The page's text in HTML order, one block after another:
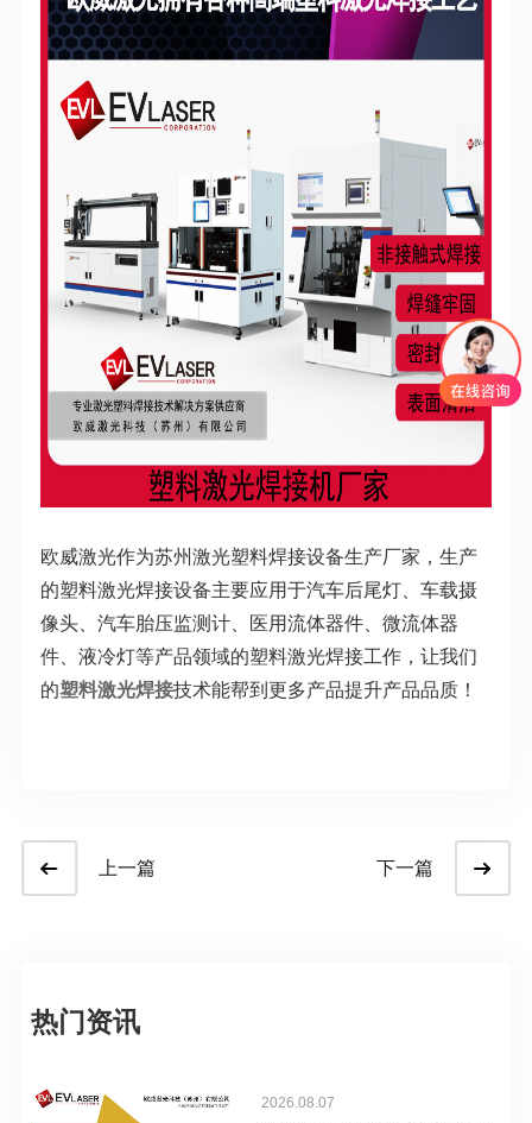
欧威激光作为苏州激光塑料焊接设备生产厂家，生产
的塑料激光焊接设备主要应用于汽车后尾灯、车载摄
像头、汽车胎压监测计、医用流体器件、微流体器
件、液冷灯等产品领域的塑料激光焊接工作，让我们
的塑料激光焊接技术能帮到更多产品提升产品品质！
上一篇 下一篇
热门资讯
2026.08.07